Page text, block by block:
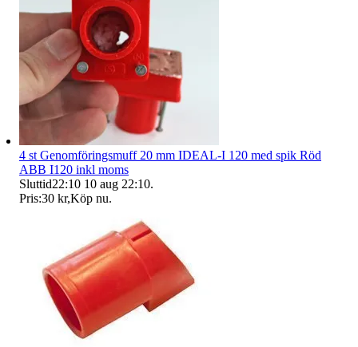
4 st Genomföringsmuff 20 mm IDEAL-I 120 med spik Röd
ABB I120 inkl moms
Sluttid22:10 10 aug 22:10.
Pris:30 kr,Köp nu.